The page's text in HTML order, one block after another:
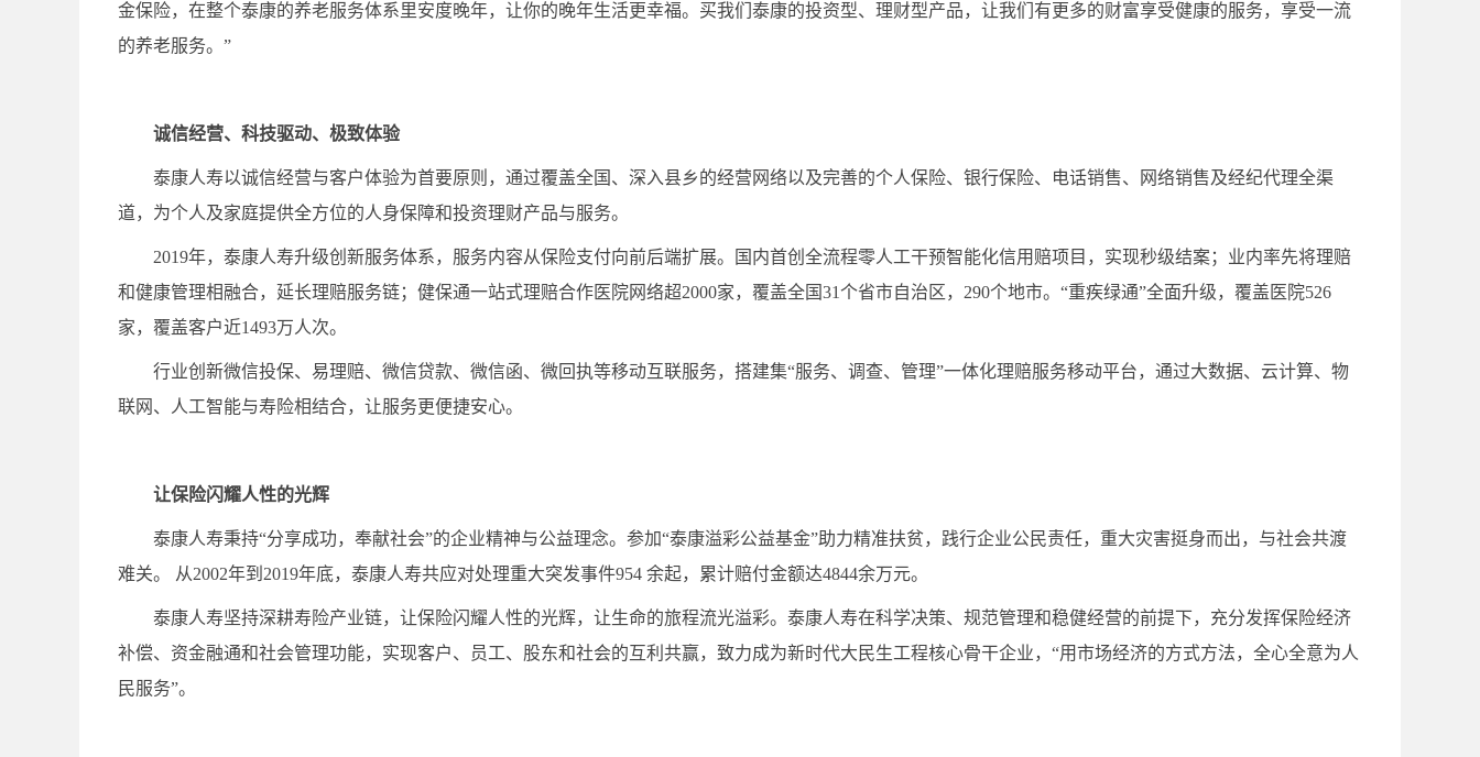
金保险，在整个泰康的养老服务体系里安度晚年，让你的晚年生活更幸福。买我们泰康的投资型、理财型产品，让我们有更多的财富享受健康的服务，享受一流
的养老服务。”
诚信经营、科技驱动、极致体验
泰康人寿以诚信经营与客户体验为首要原则，通过覆盖全国、深入县乡的经营网络以及完善的个人保险、银行保险、电话销售、网络销售及经纪代理全渠
道，为个人及家庭提供全方位的人身保障和投资理财产品与服务。
2019年，泰康人寿升级创新服务体系，服务内容从保险支付向前后端扩展。国内首创全流程零人工干预智能化信用赔项目，实现秒级结案；业内率先将理赔
和健康管理相融合，延长理赔服务链；健保通一站式理赔合作医院网络超2000家，覆盖全国31个省市自治区，290个地市。“重疾绿通”全面升级，覆盖医院526
家，覆盖客户近1493万人次。
行业创新微信投保、易理赔、微信贷款、微信函、微回执等移动互联服务，搭建集“服务、调查、管理”一体化理赔服务移动平台，通过大数据、云计算、物
联网、人工智能与寿险相结合，让服务更便捷安心。
让保险闪耀人性的光辉
泰康人寿秉持“分享成功，奉献社会”的企业精神与公益理念。参加“泰康溢彩公益基金”助力精准扶贫，践行企业公民责任，重大灾害挺身而出，与社会共渡
难关。 从2002年到2019年底，泰康人寿共应对处理重大突发事件954 余起，累计赔付金额达4844余万元。
泰康人寿坚持深耕寿险产业链，让保险闪耀人性的光辉，让生命的旅程流光溢彩。泰康人寿在科学决策、规范管理和稳健经营的前提下，充分发挥保险经济
补偿、资金融通和社会管理功能，实现客户、员工、股东和社会的互利共赢，致力成为新时代大民生工程核心骨干企业，“用市场经济的方式方法，全心全意为人
民服务”。